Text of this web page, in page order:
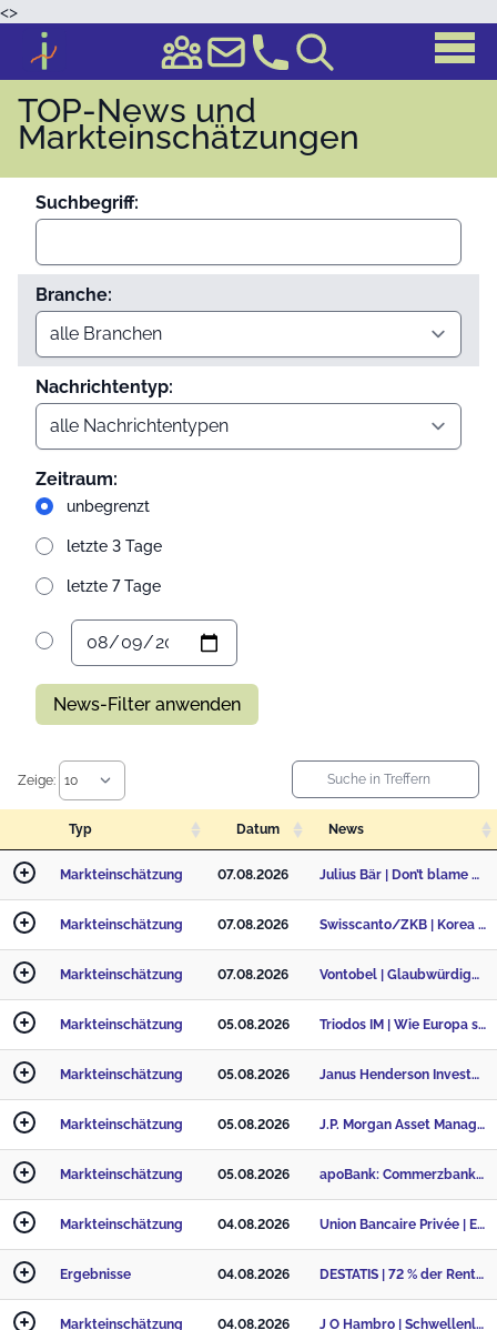
<>
TOP-News und
Markteinschätzungen
Suchbegriff:
Branche:
Nachrichtentyp:
Zeitraum:
unbegrenzt
letzte 3 Tage
letzte 7 Tage
News-Filter anwenden
Zeige:
Typ Datum News
Markteinschätzung 07.08.2026 Julius Bär | Don’t blame AI – Renditen von 5 % sind nicht auf KI-Emissionen zurückzuführen
Markteinschätzung 07.08.2026 Swisscanto/ZKB | Korea nach dem KI-Crash: Ist jetzt der Zeitpunkt zum Einstieg?
Markteinschätzung 07.08.2026 Vontobel | Glaubwürdigkeit der Fed als neue Risikoprämie
Markteinschätzung 05.08.2026 Triodos IM | Wie Europa seine Clean Tech Investitionen aufs Spiel setzt
Markteinschätzung 05.08.2026 Janus Henderson Investors | Nicht die richtige Zeit für Durationswetten
Markteinschätzung 05.08.2026 J.P. Morgan Asset Management | Market Timing und zu viel Cash – die zwei teuersten Anlegerfehler
Markteinschätzung 05.08.2026 apoBank: Commerzbank und die Perspektiven europäischer Banken
Markteinschätzung 04.08.2026 Union Bancaire Privée | Elektrifizierung als stabilisierender Faktor für Schwellenländerportfolios
Ergebnisse 04.08.2026 DESTATIS | 72 % der Rentenleistungen im Jahr 2025 waren einkommensteuerpflichtig
Markteinschätzung 04.08.2026 J O Hambro | Schwellenländer: Anleger übersehen bislang Gesundheitssektor – vor allem Afrika und Ind